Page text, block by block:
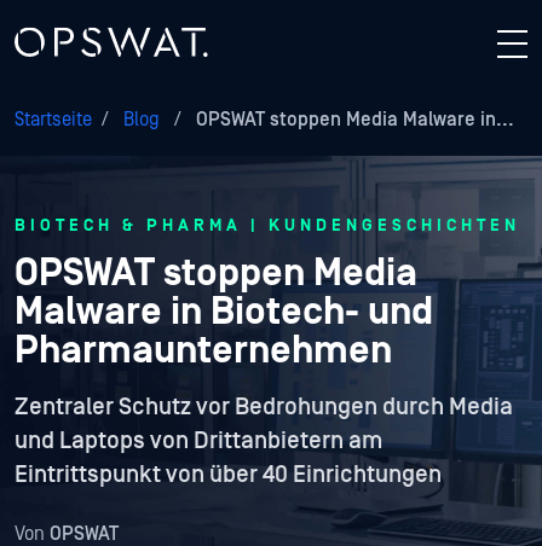
Startseite / Blog / OPSWAT stoppen Media Malware in...
BIOTECH & PHARMA | KUNDENGESCHICHTEN
OPSWAT stoppen Media
Malware in Biotech- und
Pharmaunternehmen
Zentraler Schutz vor Bedrohungen durch Media
und Laptops von Drittanbietern am
Eintrittspunkt von über 40 Einrichtungen
Von OPSWAT